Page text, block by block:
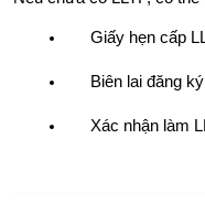
Giấy hẹn cấp
Biên lai đăng
Xác nhận làm